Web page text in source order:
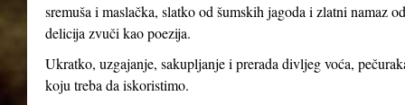
sremuša i maslačka, slatko od šumskih jagoda i zlatni namaz
delicija zvuči kao poezija.
Ukratko, uzgajanje, sakupljanje i prerada divljeg voća,
koju treba da iskoristimo.